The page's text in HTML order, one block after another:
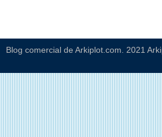
Blog comercial de Arkiplot.com. 2021